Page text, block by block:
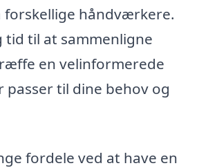
forskellige håndværkere.
tid til at sammenligne
en velinformerede
passer til dine behov og
fordele ved at have en